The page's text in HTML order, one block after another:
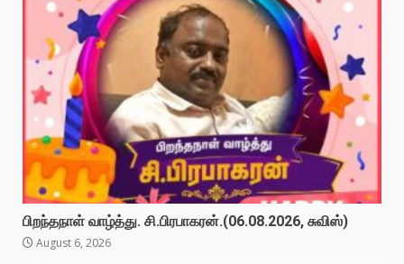
பிறந்தநாள் வாழ்த்து. சி.பிரபாகரன்.(06.08.2026, சுவிஸ்)
August 6, 2026